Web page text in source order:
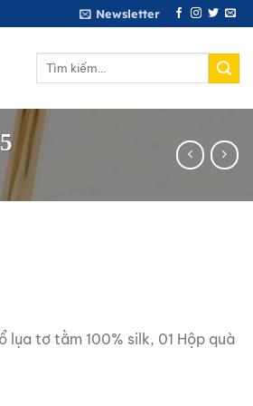
Newsletter
Tìm
lụa tơ tằm 100% silk, 01 Hộp quà